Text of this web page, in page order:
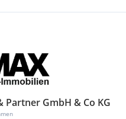
Partner GmbH & Co KG